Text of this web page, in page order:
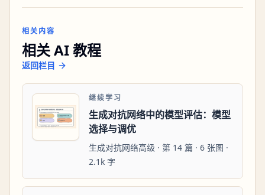
相关内容
相关 AI 教程
返回栏目
继续学习
生成对抗网络中的模型评估：模型
选择与调优
生成对抗网络高级 · 第 14 篇 · 6 张图 ·
2.1k 字